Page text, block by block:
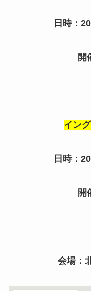
日時：
開
イン
日時：
開
会場：